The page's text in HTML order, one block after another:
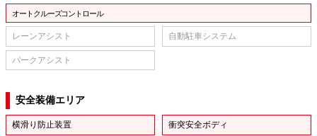
オートクルーズコントロール
レーンアシスト 自動駐車システム
パークアシスト
安全装備エリア
横滑り防止装置 衝突安全ボディ